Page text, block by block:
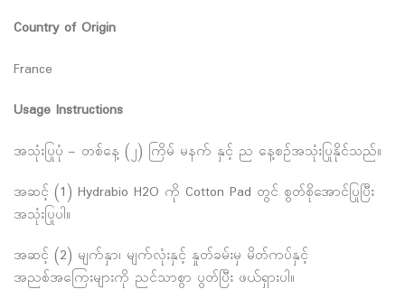
Country of Origin
France
Usage Instructions
အသုံးပြုပုံ – တစ်နေ့ (၂) ကြိမ် မနက် နှင့် ည နေ့စဉ်အသုံးပြုနိုင်သည်။
အဆင့် (1) Hydrabio H2O ကို Cotton Pad တွင် စွတ်စိုအောင်ပြုပြီး
အသုံးပြုပါ။
အဆင့် (2) မျက်နှာ၊ မျက်လုံးနှင့် နှုတ်ခမ်းမှ မိတ်ကပ်နှင့်
အညစ်အကြေးများကို ညင်သာစွာ ပွတ်ပြီး ဖယ်ရှားပါ။